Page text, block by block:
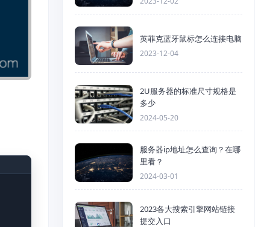
英菲克蓝牙鼠标怎么连接电脑
2023-12-04
2U服务器的标准尺寸规格是
多少
2024-05-20
服务器ip地址怎么查询？在哪
里看？
2024-03-01
2023各大搜索引擎网站链接
提交入口